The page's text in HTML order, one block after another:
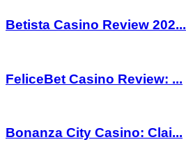
Betista Casino Review 202...
FeliceBet Casino Review: ...
Bonanza City Casino: Clai...